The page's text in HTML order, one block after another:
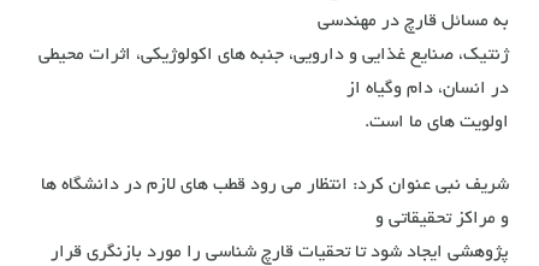
به مسائل قارچ در مهندسی
ژنتیک، صنایع غذایی و دارویی، جنبه های اکولوژیکی، اثرات محیطی
در انسان، دام وگیاه از
اولویت های ما است.
شریف نبی عنوان کرد: انتظار می رود قطب های لازم در دانشگاه ها
و مراکز تحقیقاتی و
پژوهشی ایجاد شود تا تحقیات قارچ شناسی را مورد بازنگری قرار